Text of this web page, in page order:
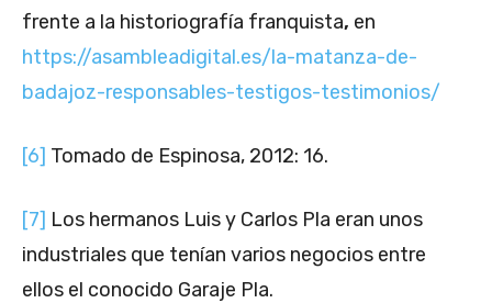
frente a la historiografía franquista, en
https://asambleadigital.es/la-matanza-de-
badajoz-responsables-testigos-testimonios/
[6] Tomado de Espinosa, 2012: 16.
[7] Los hermanos Luis y Carlos Pla eran unos
industriales que tenían varios negocios entre
ellos el conocido Garaje Pla.